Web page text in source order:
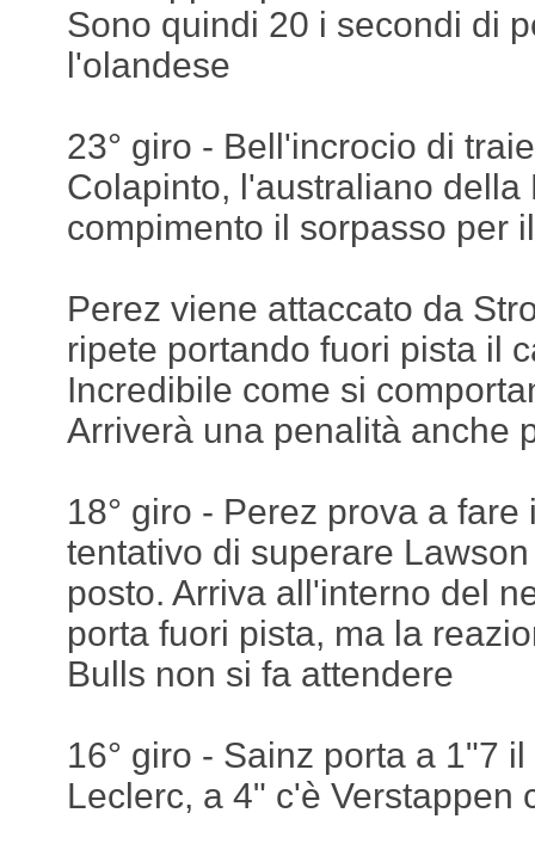
Sono quindi 20 i secondi di
l'olandese
23° giro - Bell'incrocio di
Colapinto, l'australiano della
compimento il sorpasso per
Perez viene attaccato da
ripete portando fuori pista il
Incredibile come si
Arriverà una penalità anche
18° giro - Perez prova a
tentativo di superare
posto. Arriva all'interno del
porta fuori pista, ma la
Bulls non si fa attendere
16° giro - Sainz porta a 1"7
Leclerc, a 4" c'è Verstappen